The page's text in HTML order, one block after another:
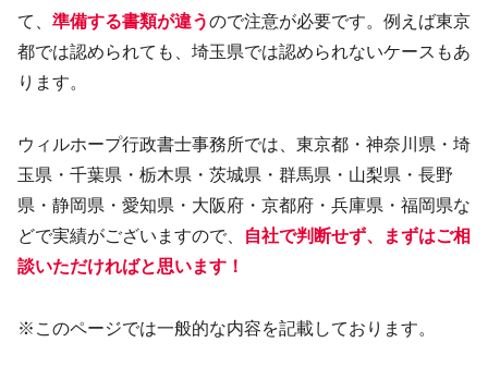
て、 準備する書類が違うので注意が必要です。例えば東京
都では認められても、埼玉県では認められないケースもあ
ります。
ウィルホープ行政書士事務所では、東京都・神奈川県・埼
玉県・千葉県・栃木県・茨城県・群馬県・山梨県・長野
県・静岡県・愛知県・大阪府・京都府・兵庫県・福岡県な
どで実績がございますので、
自社で判断せず、まずはご相
談いただければと思います！
※このページでは一般的な内容を記載しております。